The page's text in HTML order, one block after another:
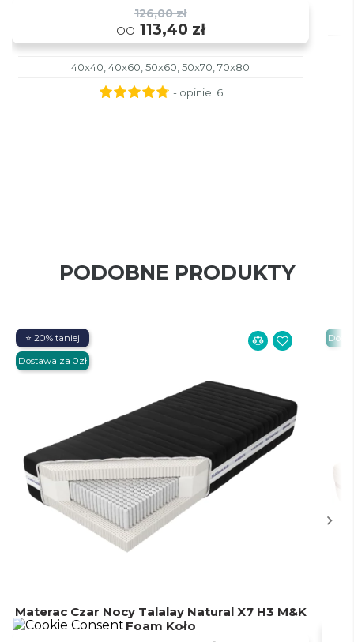
126,00 zł
od 113,40 zł
40x40, 40x60, 50x60, 50x70, 70x80
- opinie: 6
PODOBNE PRODUKTY
Materac Czar Nocy Talalay Natural X7 H3 M&K
Foam Koło
⭐ 20% taniej
Dostawa za 0zł